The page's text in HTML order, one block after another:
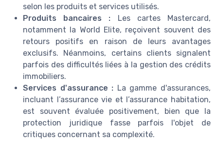
selon les produits et services utilisés.
Produits bancaires : Les cartes Mastercard,
notamment la World Elite, reçoivent souvent des
retours positifs en raison de leurs avantages
exclusifs. Néanmoins, certains clients signalent
parfois des difficultés liées à la gestion des crédits
immobiliers.
Services d'assurance : La gamme d'assurances,
incluant l’assurance vie et l’assurance habitation,
est souvent évaluée positivement, bien que la
protection juridique fasse parfois l'objet de
critiques concernant sa complexité.